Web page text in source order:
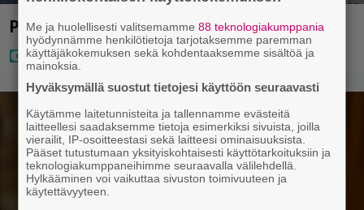
Poliisilla surullinen ilta Kuopiossa eilen
Me ja huolellisesti valitsemamme88 teknologiakumppania
hyödynnämme henkilötietoja tarjotaksemme paremman
käyttäjäkokemuksen sekä kohdentaaksemme sisältöä ja
mainoksia.
Hyväksymällä suostut tietojesi käyttöön seuraavasti
Käytämme laitetunnisteita ja tallennamme evästeitä
laitteellesi saadaksemme tietoja esimerkiksi sivuista, joilla
vierailit, IP-osoitteestasi sekä laitteesi ominaisuuksista.
Pääset tutustumaan yksityiskohtaisesti käyttötarkoituksiin ja
teknologiakumppaneihimme seuraavalla välilehdellä.
Hylkääminen voi vaikuttaa sivuston toimivuuteen ja
käytettävyyteen.